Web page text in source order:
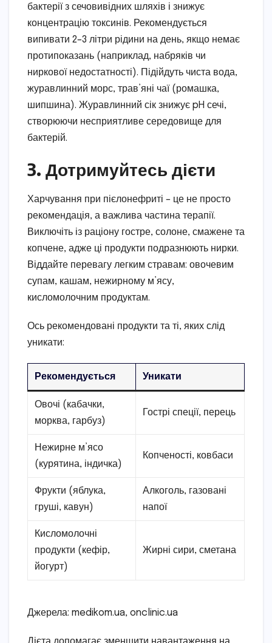
бактерії з сечовивідних шляхів і знижує
концентрацію токсинів. Рекомендується
випивати 2–3 літри рідини на день, якщо немає
протипоказань (наприклад, набряків чи
ниркової недостатності). Підійдуть чиста вода,
журавлинний морс, трав’яні чаї (ромашка,
шипшина). Журавлинний сік знижує pH сечі,
створюючи несприятливе середовище для
бактерій.
3. Дотримуйтесь дієти
Харчування при пієлонефриті – це не просто
рекомендація, а важлива частина терапії.
Виключіть із раціону гостре, солоне, смажене та
копчене, адже ці продукти подразнюють нирки.
Віддайте перевагу легким стравам: овочевим
супам, кашам, нежирному м’ясу,
кисломолочним продуктам.
Ось рекомендовані продукти та ті, яких слід
уникати:
Рекомендується Уникати
Овочі (кабачки,
морква, гарбуз)
Гострі спеції, перець
Нежирне м’ясо
(курятина, індичка)
Копченості, ковбаси
Фрукти (яблука,
груші, кавун)
Алкоголь, газовані
напої
Кисломолочні
продукти (кефір,
йогурт)
Жирні сири, сметана
Джерела: medikom.ua, onclinic.ua